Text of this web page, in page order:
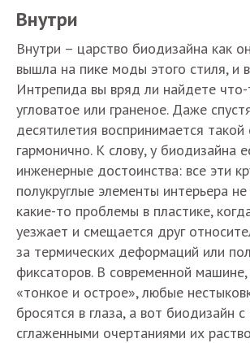
Внутри
Внутри – царство биодизайна как
вышла на пике моды этого стиля, и
Интрепида вы вряд ли найдете
угловатое или граненое. Даже
десятилетия воспринимается такой
гармонично. К слову, у биодизайна
инженерные достоинства: все эти
полукруглые элементы интерьера
какие-то проблемы в пластике,
уезжает и смещается друг
за термических деформаций или
фиксаторов. В современной машине,
«тонкое и острое», любые
бросятся в глаза, а вот биодизайн с
сглаженными очертаниями их